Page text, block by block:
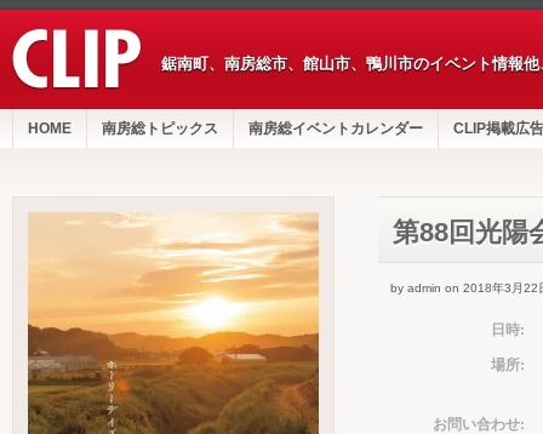
鋸南町、南房総市、館山市、鴨川市のイベント情報
HOME 南房総トピックス 南房総イベントカレンダー CLIP掲載広告
第88回光陽
by admin on 2018年3月22
日時:
場所:
お問い合わせ: